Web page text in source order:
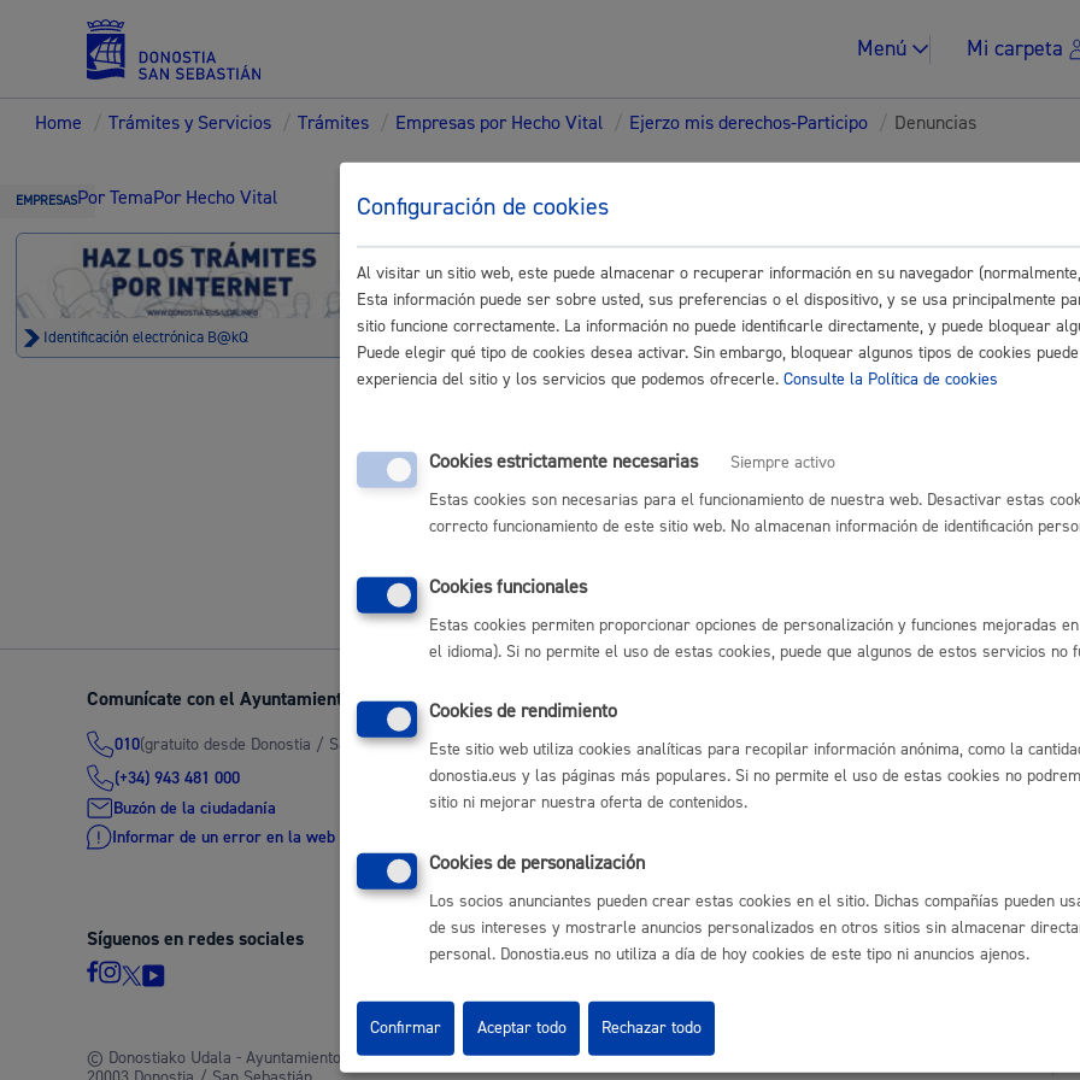
Menú Mi carpeta
Servicios
Padrón y asuntos personales Impuestos y
Seguridad ciudadana y emergencias
Salud Pública, animales y consumo
Home / Trámites y Servicios / Trámites / Empresas por Hecho Vital / Ejerzo mis derechos-Participo / Denuncias
EMPRESASPor TemaPor Hecho Vital
Identificación electrónica B@kQ
Trámites para Empresas
Buscar
Denuncias
Comunícate con el Ayuntamiento de Donostia / San Sebastián
010(gratuito desde Donostia / San Sebastián)
(+34) 943 481 000
Buzón de la ciudadanía
Informar de un error en la web
Ofertas de empleo
Perfil del
Síguenos en redes sociales
© Donostiako Udala - Ayuntamiento de Donostia / San Sebastián Ijentea 1,
Configuración de cookies
Al visitar un sitio web, este puede almacenar o recuperar información en su navegador
Esta información puede ser sobre usted, sus preferencias o el dispositivo, y se usa principalmente
sitio funcione correctamente. La información no puede identificarle directamente, y puede bloquear
Puede elegir qué tipo de cookies desea activar. Sin embargo, bloquear algunos tipos de cookies
experiencia del sitio y los servicios que podemos ofrecerle. Consulte la Política de cookies
Cookies estrictamente necesarias
Siempre activo
Estas cookies son necesarias para el funcionamiento de nuestra web. Desactivar estas
correcto funcionamiento de este sitio web. No almacenan información de identificación
Cookies funcionales
Estas cookies permiten proporcionar opciones de personalización y funciones mejoradas
el idioma). Si no permite el uso de estas cookies, puede que algunos de estos servicios no
Cookies de rendimiento
Este sitio web utiliza cookies analíticas para recopilar información anónima, como la
donostia.eus y las páginas más populares. Si no permite el uso de estas cookies no
sitio ni mejorar nuestra oferta de contenidos.
Cookies de personalización
Los socios anunciantes pueden crear estas cookies en el sitio. Dichas compañías pueden
de sus intereses y mostrarle anuncios personalizados en otros sitios sin almacenar
personal. Donostia.eus no utiliza a día de hoy cookies de este tipo ni anuncios ajenos.
Rechazar todo
Confirmar Aceptar todo